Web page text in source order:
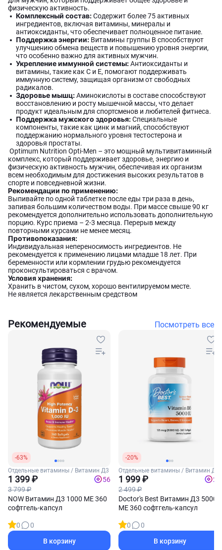
физическую активность.
Комплексный состав:Содержит более 75 активных
ингредиентов, включая витамины, минералы и
антиоксиданты, что обеспечивает полноценное питание.
Поддержка энергии: Витамины группы B способствуют
улучшению обмена веществ и повышению уровня энергии,
что особенно важно для активных мужчин.
Укрепление иммунной системы:Антиоксиданты и
витамины, такие как C и E, помогают поддерживать
иммунную систему, защищая организм от свободных
радикалов.
Здоровье мышц:Аминокислоты в составе способствуют
восстановлению и росту мышечной массы, что делает
продукт идеальным для спортсменов и любителей фитнеса.
Поддержка мужского здоровья:Специальные
компоненты, такие как цинк и магний, способствуют
поддержанию нормального уровня тестостерона и
здоровья простаты.
Optimum Nutrition Opti-Men – это мощный мультивитаминный
комплекс, который поддерживает здоровье, энергию и
физическую активность мужчин, обеспечивая их организм
всем необходимым для достижения высоких результатов в
спорте и повседневной жизни.
Рекомендации по применению:
Выпивайте по одной таблетке после еды три раза в день,
запивая большим количеством воды. При массе свыше 90 кг
рекомендуется дополнительно использовать дополнительную
порцию. Курс приема – 2-3 месяца. Перерыв между
повторными курсами не менее месяц.
Противопоказания:
Индивидуальная непереносимость ингредиентов. Не
рекомендуется к применению лицами младше 18 лет. При
беременности или кормлении грудью рекомендуется
проконсультироваться с врачом.
Условия хранения:
Хранить в чистом, сухом, хорошо вентилируемом месте.
Не является лекарственным средством
Рекомендуемые Посмотреть все
-63%
Отдельные витамины / Витамин Д3
1 399 ₽
3 799 ₽
56
NOW Витамин Д3 1000 МЕ 360
софтгель-капсул
0
0
В корзину
-20%
Отдельные витамины / Витамин Д3
1 999 ₽
2 499 ₽
20
Doctor's Best Витамин Д3 5000
МЕ 360 софтгель-капсул
0
0
В корзину